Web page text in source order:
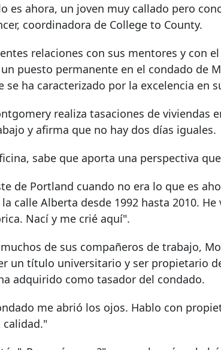
es ahora, un joven muy callado pero
coordinadora de College to County.
relaciones con sus mentores y con
puesto permanente en el condado de
se ha caracterizado por la excelencia en
realiza tasaciones de viviendas
y afirma que no hay dos días iguales.
sabe que aporta una perspectiva
de Portland cuando no era lo que es
calle Alberta desde 1992 hasta 2010.
Nací y me crié aquí".
de sus compañeros de trabajo,
un título universitario y ser propietario
adquirido como tasador del condado.
me abrió los ojos. Hablo con
calidad."